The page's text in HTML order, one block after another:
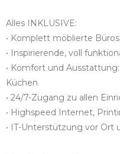
Alles INKLUSIVE:
• Komplett möblierte
• Inspirierende, voll
• Komfort und
Küchen
• 24/7-Zugang zu allen
• Highspeed Internet,
• IT-Unterstützung vor Ort